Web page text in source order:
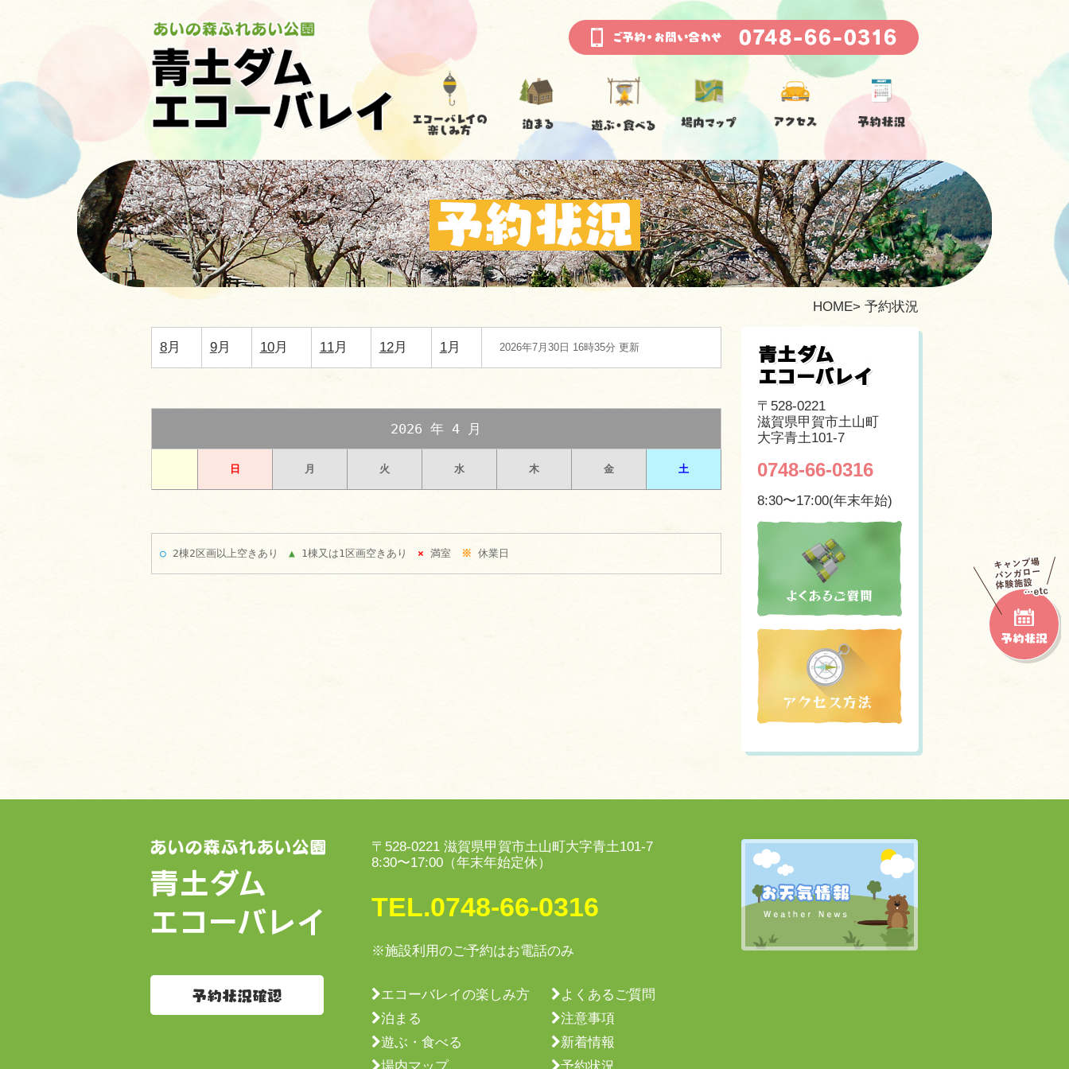
HOME> 予約状況
8月 9月 10月 11月 12月 1月 2026年7月30日 16時35分 更新
2026 年 4 月
日 月 火 水 木 金 土
○2棟2区画以上空きあり ▲ 1棟又は1区画空きあり × 満室 ※ 休業日
〒528-0221
滋賀県甲賀市土山町
大字青土101-7
0748-66-0316
8:30〜17:00(年末年始)
〒528-0221 滋賀県甲賀市土山町大字青土101-7
8:30〜17:00（年末年始定休）
TEL.0748-66-0316
※施設利用のご予約はお電話のみ
エコーバレイの楽しみ方
泊まる
遊ぶ・食べる
場内マップ
よくあるご質問
注意事項
新着情報
予約状況